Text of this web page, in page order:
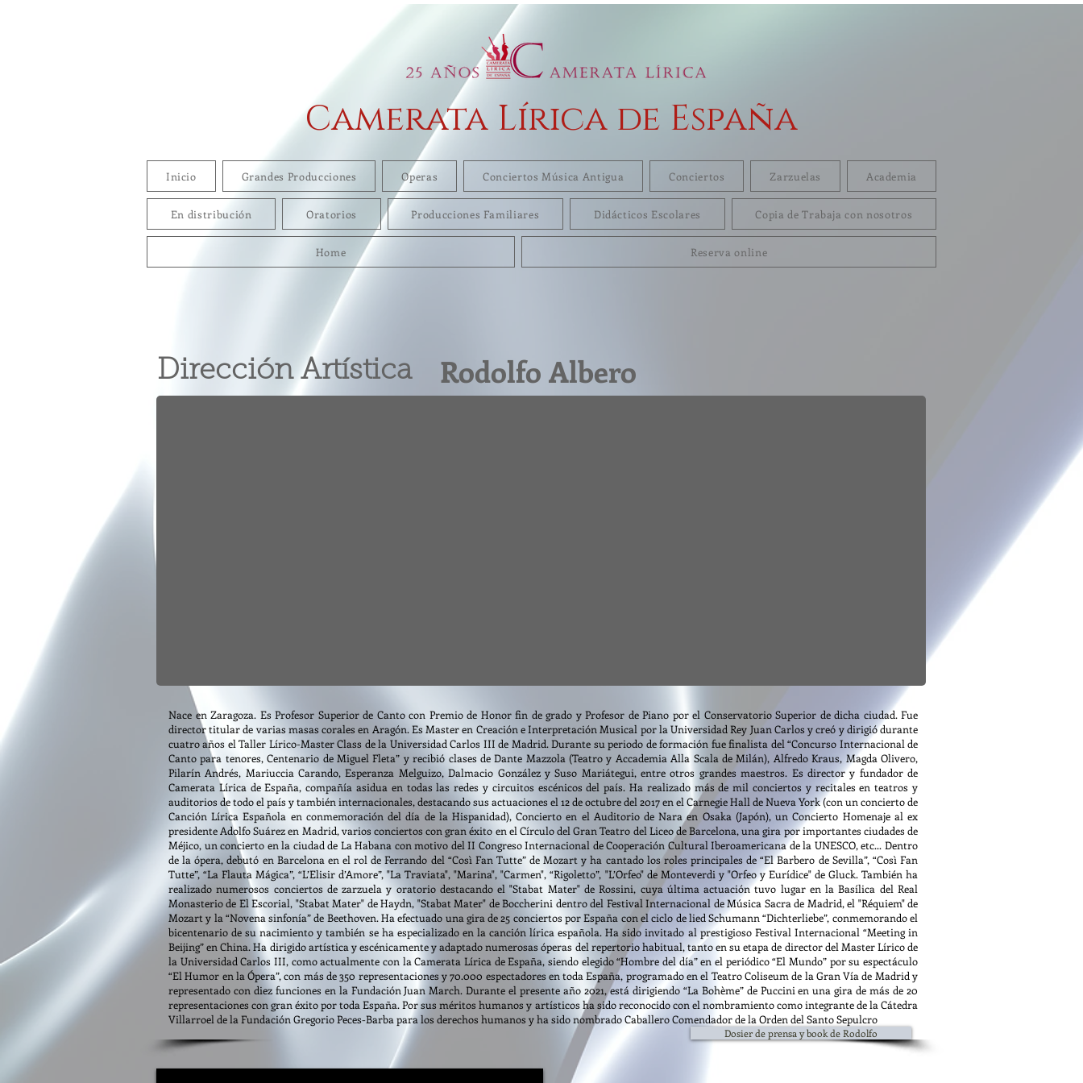
Camerata Lírica de España
Inicio Grandes Producciones Operas Conciertos Música Antigua Conciertos Zarzuelas Academia
En distribución Oratorios Producciones Familiares Didácticos Escolares Copia de Trabaja con nosotros
Home Reserva online
Dirección Artística Rodolfo Albero
Nace en Zaragoza. Es Profesor Superior de Canto con Premio de Honor fin de grado y Profesor de Piano por el Conservatorio Superior de dicha ciudad. Fue
director titular de varias masas corales en Aragón. Es Master en Creación e Interpretación Musical por la Universidad Rey Juan Carlos y creó y dirigió durante
cuatro años el Taller Lírico-Master Class de la Universidad Carlos III de Madrid. Durante su periodo de formación fue finalista del “Concurso Internacional de
Canto para tenores, Centenario de Miguel Fleta” y recibió clases de Dante Mazzola (Teatro y Accademia Alla Scala de Milán), Alfredo Kraus, Magda Olivero,
Pilarín Andrés, Mariuccia Carando, Esperanza Melguizo, Dalmacio González y Suso Mariátegui, entre otros grandes maestros. Es director y fundador de
Camerata Lírica de España, compañía asidua en todas las redes y circuitos escénicos del país. Ha realizado más de mil conciertos y recitales en teatros y
auditorios de todo el país y también internacionales, destacando sus actuaciones el 12 de octubre del 2017 en el Carnegie Hall de Nueva York (con un concierto de
Canción Lírica Española en conmemoración del día de la Hispanidad), Concierto en el Auditorio de Nara en Osaka (Japón), un Concierto Homenaje al ex
presidente Adolfo Suárez en Madrid, varios conciertos con gran éxito en el Círculo del Gran Teatro del Liceo de Barcelona, una gira por importantes ciudades de
Méjico, un concierto en la ciudad de La Habana con motivo del II Congreso Internacional de Cooperación Cultural Iberoamericana de la UNESCO, etc... Dentro
de la ópera, debutó en Barcelona en el rol de Ferrando del “Così Fan Tutte” de Mozart y ha cantado los roles principales de “El Barbero de Sevilla”, “Così Fan
Tutte”, “La Flauta Mágica”, “L’Elisir d’Amore”, "La Traviata", "Marina", "Carmen", “Rigoletto”, "L’Orfeo" de Monteverdi y "Orfeo y Eurídice" de Gluck. También ha
realizado numerosos conciertos de zarzuela y oratorio destacando el "Stabat Mater" de Rossini, cuya última actuación tuvo lugar en la Basílica del Real
Monasterio de El Escorial, "Stabat Mater" de Haydn, "Stabat Mater" de Boccherini dentro del Festival Internacional de Música Sacra de Madrid, el "Réquiem" de
Mozart y la “Novena sinfonía” de Beethoven. Ha efectuado una gira de 25 conciertos por España con el ciclo de lied Schumann “Dichterliebe”, conmemorando el
bicentenario de su nacimiento y también se ha especializado en la canción lírica española. Ha sido invitado al prestigioso Festival Internacional “Meeting in
Beijing” en China. Ha dirigido artística y escénicamente y adaptado numerosas óperas del repertorio habitual, tanto en su etapa de director del Master Lírico de
la Universidad Carlos III, como actualmente con la Camerata Lírica de España, siendo elegido “Hombre del día” en el periódico “El Mundo” por su espectáculo
“El Humor en la Ópera”, con más de 350 representaciones y 70.000 espectadores en toda España, programado en el Teatro Coliseum de la Gran Vía de Madrid y
representado con diez funciones en la Fundación Juan March. Durante el presente año 2021, está dirigiendo “La Bohème” de Puccini en una gira de más de 20
representaciones con gran éxito por toda España. Por sus méritos humanos y artísticos ha sido reconocido con el nombramiento como integrante de la Cátedra
Villarroel de la Fundación Gregorio Peces-Barba para los derechos humanos y ha sido nombrado Caballero Comendador de la Orden del Santo Sepulcro
Dosier de prensa y book de Rodolfo